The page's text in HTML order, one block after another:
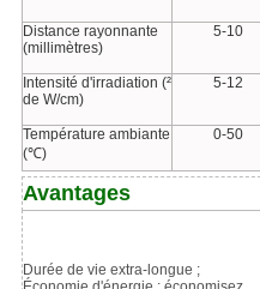
Distance rayonnante
(millimètres)
5-10
Intensité d'irradiation (²
de W/cm)
5-12
Température ambiante
(℃)
0-50
Avantages
Durée de vie extra-longue ;